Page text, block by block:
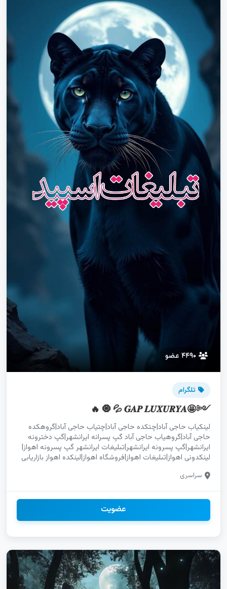
پسرانه نائین
۴۴۹۰ عضو
تلگرام
༺🤩𝑮𝑨𝑷 𝑳𝑼𝑿𝑼𝑹𝒀𝑨 💦 🧿 🔥
لینکیاب حاجی آباد|چتکده حاجی آباد|چتیاب حاجی آباد|گروهکده
حاجی آباد|گروهیاب حاجی آباد گپ پسرانه ایرانشهر|گپ دخترونه
ایرانشهر|گپ پسرونه ایرانشهر|تبلیغات ایرانشهر گپ پسرونه اهواز|
لینکدونی اهواز|تبلیغات اهواز|فروشگاه اهواز|لینکده اهواز بازاریابی
سروش کرمان|گروهیاب ایتا کرمان|لینکیاب سایت کرمان|لینکدونی
تالش|ایتا تالش|روبیکا تالش گروهکده روبیکا برای فروش|تبلیغات
گروه روبیکا برای کسب‌وکار|پیج روبیکا برای خدمات حرفه‌ای تلگرام|
اینستاگرام|یوتیوب|واتساپ|روبیکا|ایتا|سروش|سایت|استخدام|خدما|
مرودشت|گپ پسرونه مرودشت|تبلیغات مرودشت لینکده نجف
آباد|لینکیاب نجف آباد|چتکده نجف آباد|چتیاب نجف آباد|گروهیاب
نجف آباد پیج سروش مشگین شهر|ثبت لینک مشگین شهر|دخترانه
سروش مشگین شهر
سراسری
عضویت